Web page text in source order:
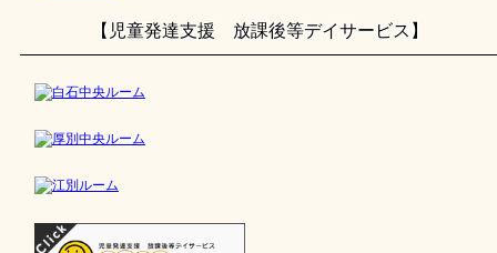
【児童発達支援 放課後等デイサービス】